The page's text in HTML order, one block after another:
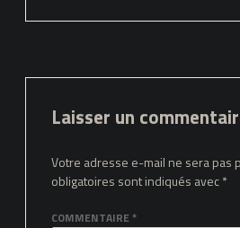
l’article
Laisser un
Votre adresse e-mail ne sera pas
obligatoires sont indiqués avec*
COMMENTAIRE *